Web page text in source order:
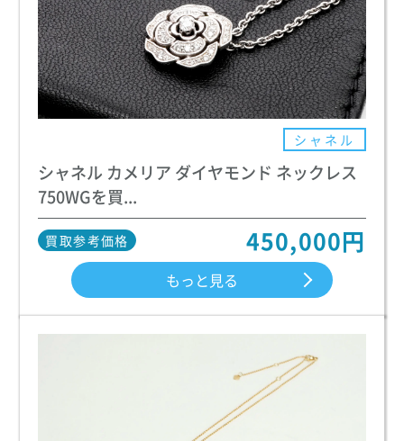
シャネル
シャネル カメリア ダイヤモンド ネックレス
750WGを買...
買取参考価格 450,000円
もっと見る